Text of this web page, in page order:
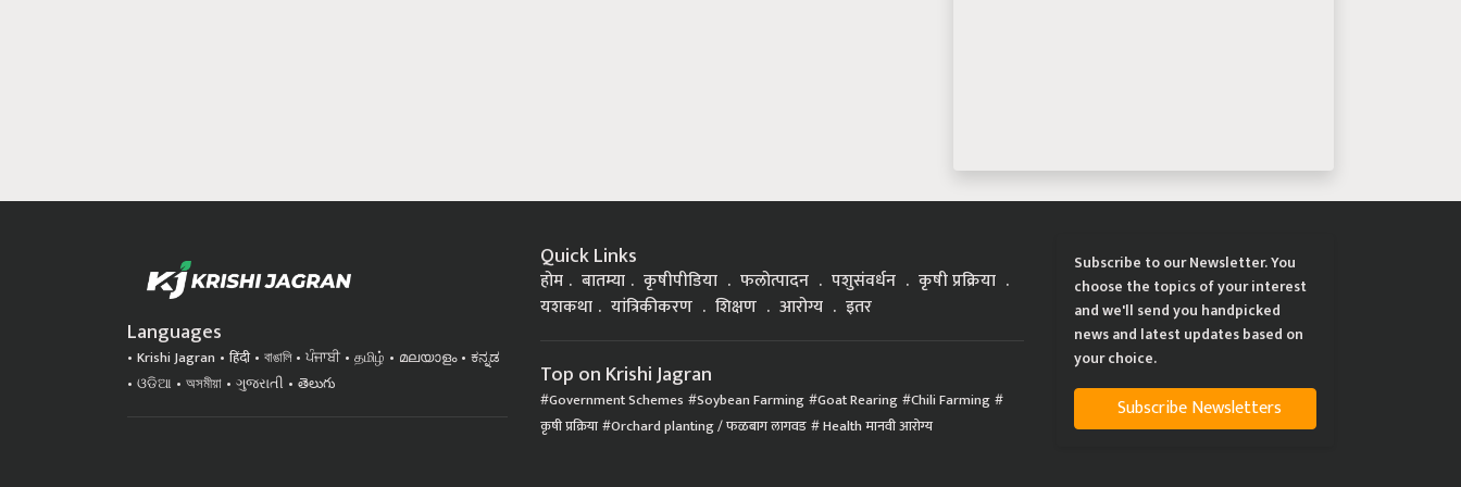
Languages
Krishi Jagran हिंदी বাঙালি ਪੰਜਾਬੀ தமிழ் മലയാളം
ಕನ್ನಡ
ଓଡିଆ
অসমীয়া ગુજરાતી తెలుగు
Quick Links
होम बातम्या कृषीपीडिया फलोत्पादन पशुसंवर्धन
कृषी प्रक्रिया
यशकथा
यांत्रिकीकरण शिक्षण आरोग्य इतर
Top on Krishi Jagran
Government Schemes Soybean Farming Goat Rearing Chili Farming
कृषी प्रक्रिया Orchard planting / फळबाग लागवड Health मानवी आरोग्य
Subscribe to our Newsletter. You
choose the topics of your interest
and we'll send you handpicked
news and latest updates based on
your choice.
Subscribe Newsletters